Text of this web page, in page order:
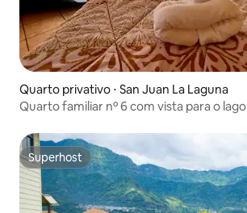
Quarto privativo ⋅ San Juan La Laguna
Quarto familiar nº 6 com vista para o lago
Superhost
Superhost